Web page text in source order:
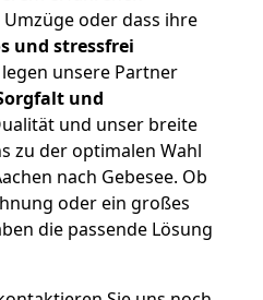
oder dass ihre
und stressfrei
unsere Partner
und
und unser breite
zu der optimalen Wahl
nach Gebesee. Ob
oder ein großes
die passende Lösung